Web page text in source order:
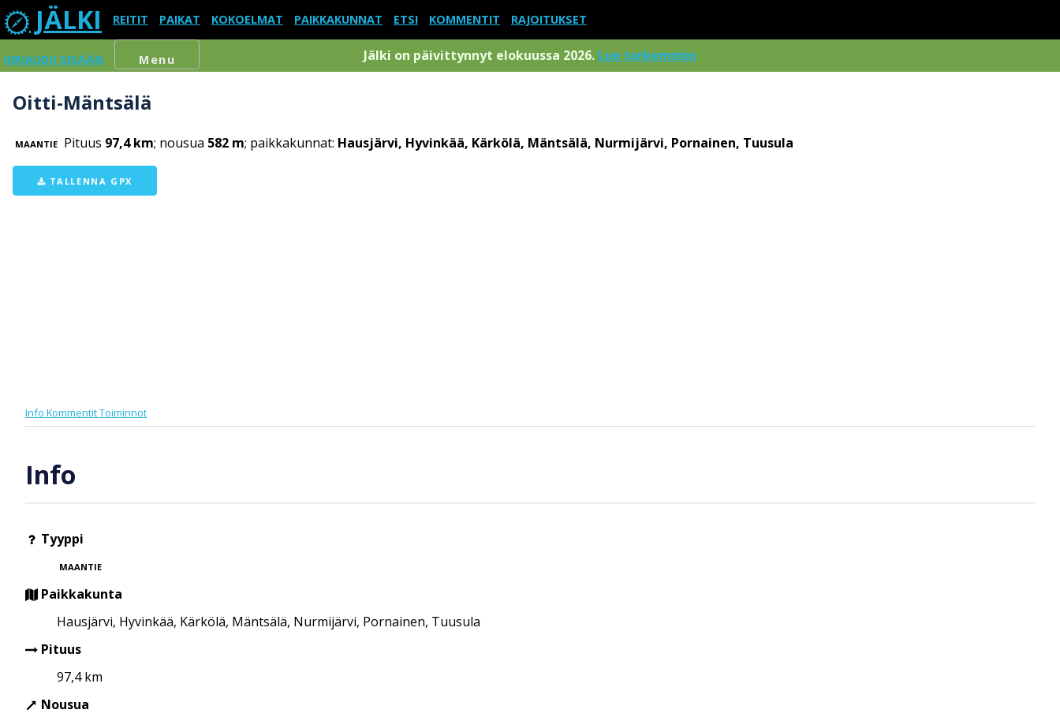
JÄLKI REITIT PAIKAT KOKOELMAT PAIKKAKUNNAT ETSI KOMMENTIT RAJOITUKSET
KIRJAUDU SISÄÄN Menu Jälki on päivittynnyt elokuussa 2026. Lue tarkemmin
Oitti-Mäntsälä
MAANTIE Pituus 97,4 km; nousua 582 m; paikkakunnat: Hausjärvi, Hyvinkää, Kärkölä, Mäntsälä, Nurmijärvi, Pornainen, Tuusula
TALLENNA GPX
Info KommentitToiminnot
Info
Tyyppi
MAANTIE
Paikkakunta
Hausjärvi, Hyvinkää, Kärkölä, Mäntsälä, Nurmijärvi, Pornainen, Tuusula
Pituus
97,4 km
Nousua